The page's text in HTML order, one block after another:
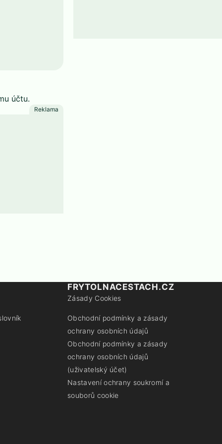
účtu.
FRYTOLNACESTACH.CZ
Zásady Cookies
Obchodní podmínky a zásady
ochrany osobních údajů
Obchodní podmínky a zásady
ochrany osobních údajů
(uživatelský účet)
Nastavení ochrany soukromí a
souborů cookie